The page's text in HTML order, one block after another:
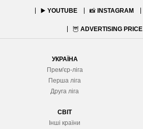
▶️ YOUTUBE 📸 INSTAGRAM
🦉 ADVERTISING PRICE
УКРАЇНА
Прем'єр-ліга
Перша ліга
Друга ліга
СВІТ
Інші країни